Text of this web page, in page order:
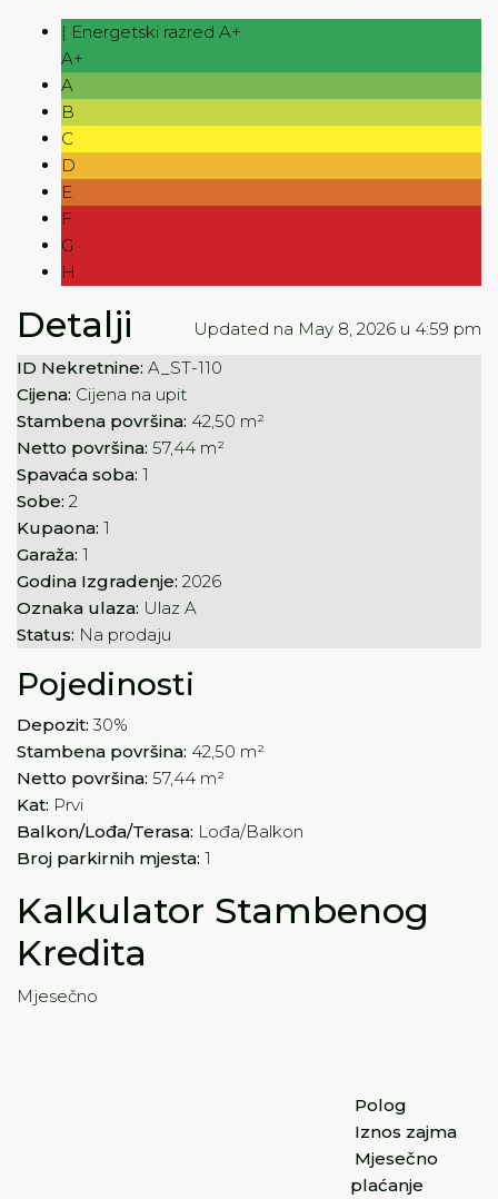
| Energetski razred A+
A+
A
B
C
D
E
F
G
H
Detalji
Updated na May 8, 2026 u 4:59 pm
ID Nekretnine: A_ST-110
Cijena: Cijena na upit
Stambena površina: 42,50 m²
Netto površina: 57,44 m²
Spavaća soba: 1
Sobe: 2
Kupaona: 1
Garaža: 1
Godina Izgradenje: 2026
Oznaka ulaza: Ulaz A
Status: Na prodaju
Pojedinosti
Depozit: 30%
Stambena površina: 42,50 m²
Netto površina: 57,44 m²
Kat: Prvi
Balkon/Lođa/Terasa: Lođa/Balkon
Broj parkirnih mjesta: 1
Kalkulator Stambenog
Kredita
Mjesečno
Polog
Iznos zajma
Mjesečno
plaćanje